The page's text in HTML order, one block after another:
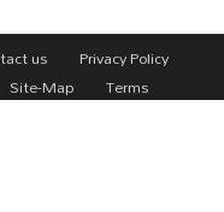
us
Privacy Policy
Site-Map Terms
©